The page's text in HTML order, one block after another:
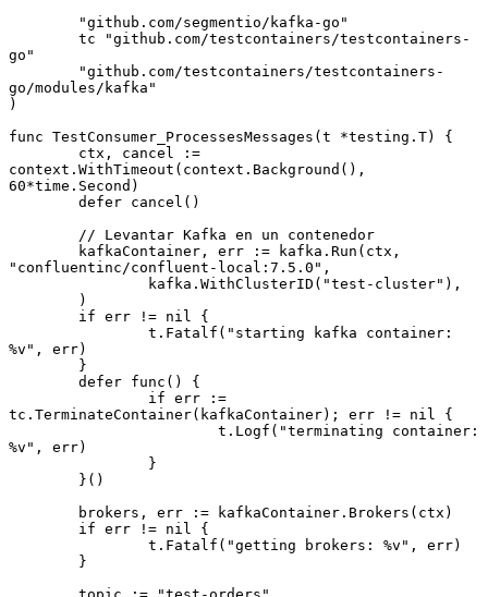
	"github.com/segmentio/kafka-go"
	tc
"github.com/testcontainers/testcontainers-
go"
go/modules/kafka"
)
func TestConsumer_ProcessesMessages (t *testing . T) {
	ctx, cancel
:=
context. WithTimeout (context. Background
60*time.Second)
	defer
cancel ()
	// Levantar Kafka en un contenedor
	kafkaContainer, err
:= kafka. Run
"confluentinc/confluent-local:7.5.0" ,
		kafka.
WithClusterID ( "test-cluster" ),
	)
	if
err != nil {
		t.
Fatalf (
%v " , err)
	}
	defer
func () {
		if
err
:=
tc. TerminateContainer(kafkaContainer); err != nil {
			t.
Logf (
%v " , err)
		}
	}()
	brokers, err
:= kafkaContainer. Brokers (ctx)
	if
err != nil {
		t.
Fatalf ( "getting brokers: %v " , err)
	}